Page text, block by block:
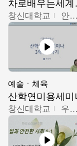
차
창신대학교 안소영
예술ㆍ체육
산학연미용세미
창신대학교 우미옥,오윤경,박선이